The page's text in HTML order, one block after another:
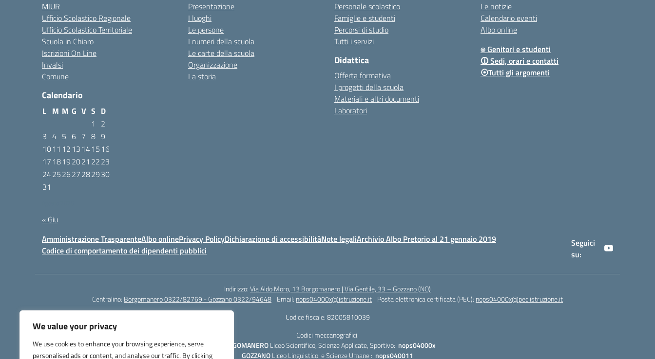
We value your privacy
We use cookies to enhance your browsing experience, serve
personalised ads or content, and analyse our traffic. By clicking
MIUR
Ufficio Scolastico Regionale
Ufficio Scolastico Territoriale
Scuola in Chiaro
Iscrizioni On Line
Invalsi
Comune
Calendario
L M M G V S D
1
2
3 4 5 6 7 8 9
1011 12 13 1415 16
17 18192021 2223
24252627282930
31
« Giu
Presentazione
I luoghi
Le persone
I numeri della scuola
Le carte della scuola
Organizzazione
La storia
Personale scolastico
Famiglie e studenti
Percorsi di studio
Tutti i servizi
Didattica
Offerta formativa
I progetti della scuola
Materiali e altri documenti
Laboratori
Le notizie
Calendario eventi
Albo online
⍟ Genitori e studenti
🛈 Sedi, orari e contatti
⦿Tutti gli argomenti
Amministrazione TrasparenteAlbo onlinePrivacy PolicyDichiarazione di accessibilitàNote legaliArchivio Albo Pretorio al 21 gennaio 2019
Codice di comportamento dei dipendenti pubblici
Seguici
su:
Indirizzo:Via Aldo Moro, 13 Borgomanero | Via Gentile, 33 – Gozzano (NO)
Centralino: Borgomanero 0322/82769 - Gozzano 0322/94648 Email: nops04000x@istruzione.it Posta elettronica certificata (PEC): nops04000x@pec.istruzione.it
Codice fiscale: 82005810039
Codici meccanografici:
BORGOMANEROLiceo Scientifico, Scienze Applicate, Sportivo: nops04000x
GOZZANOLiceo Linguistico e Scienze Umane : nops040011